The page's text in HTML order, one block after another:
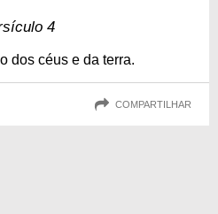
4
dos céus e da terra.
COMPARTILHAR